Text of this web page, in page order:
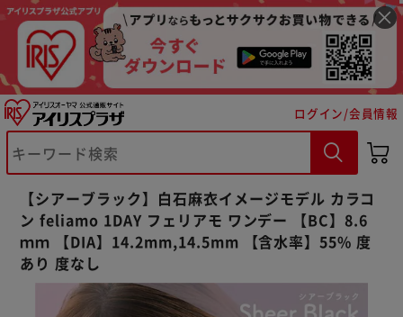
ログイン/会員情報
【シアーブラック】白石麻衣イメージモデル カラコ
ン feliamo 1DAY フェリアモ ワンデー 【BC】8.6
ｍｍ 【DIA】14.2mm,14.5mm 【含水率】55% 度
あり 度なし
※ご確認ください
カートに入れる 購入手続きへ